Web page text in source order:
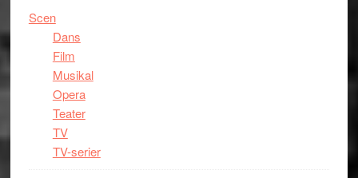
Scen
Dans
Film
Musikal
Opera
Teater
TV
TV-serier